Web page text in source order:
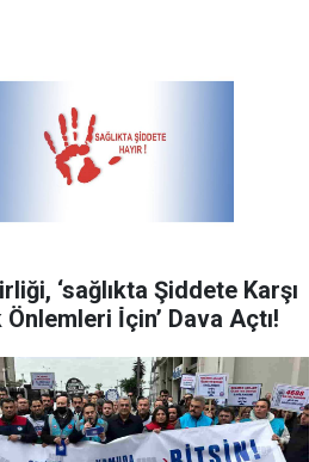
‘sağlıkta Şiddete Karşı
İ̇çin’ Dava Açtı!